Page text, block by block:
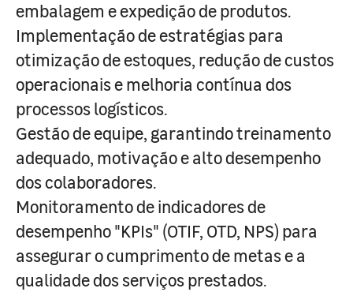
embalagem e expedição de produtos.
Implementação de estratégias para
otimização de estoques, redução de custos
operacionais e melhoria contínua dos
processos logísticos.
Gestão de equipe, garantindo treinamento
adequado, motivação e alto desempenho
dos colaboradores.
Monitoramento de indicadores de
desempenho "KPIs" (OTIF, OTD, NPS) para
assegurar o cumprimento de metas e a
qualidade dos serviços prestados.